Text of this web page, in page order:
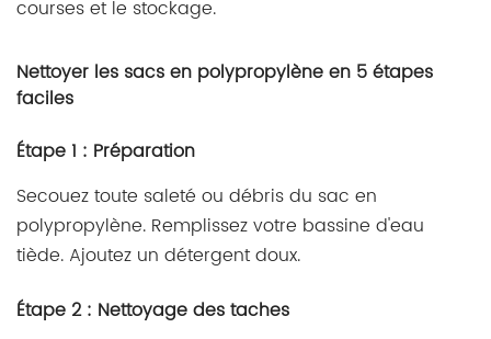
courses et le stockage.
Nettoyer les sacs en polypropylène en 5 étapes
faciles
Étape 1 : Préparation
Secouez toute saleté ou débris du sac en
polypropylène. Remplissez votre bassine d'eau
tiède. Ajoutez un détergent doux.
Étape 2 : Nettoyage des taches